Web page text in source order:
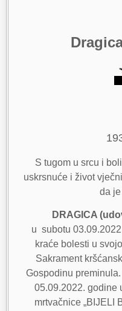
S tugom u srcu i
uskrsnuće i život
da
DRAGICA
u subotu
kraće bolesti u
Sakrament
Gospodinu
05.09.2022. godine
mrtvačnice „BIJELI